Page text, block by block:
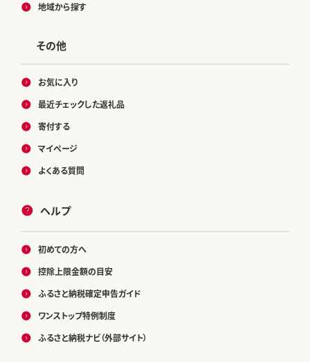
地域から探す
その他
お気に入り
最近チェックした返礼品
寄付する
マイページ
よくある質問
ヘルプ
初めての方へ
控除上限金額の目安
ふるさと納税確定申告ガイド
ワンストップ特例制度
ふるさと納税ナビ（外部サイト）